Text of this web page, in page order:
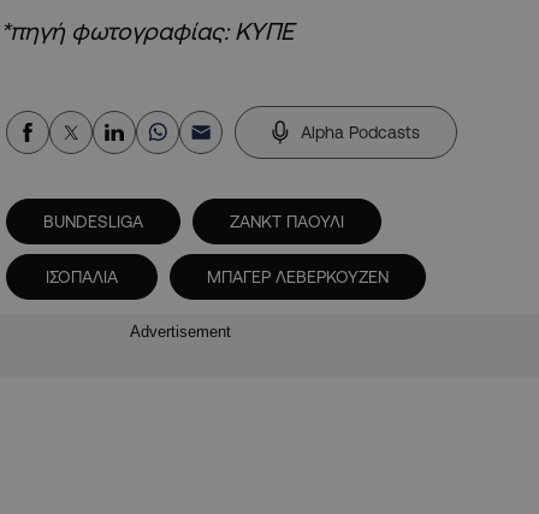
*πηγή φωτογραφίας: ΚΥΠΕ
Alpha Podcasts
BUNDESLIGA ΖΑΝΚΤ ΠΑΟΥΛΙ
ΙΣΟΠΑΛΙΑ ΜΠΑΓΕΡ ΛΕΒΕΡΚΟΥΖΕΝ
Advertisement